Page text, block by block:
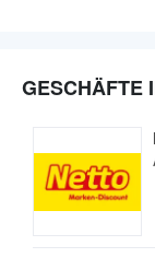
GESCHÄFTE